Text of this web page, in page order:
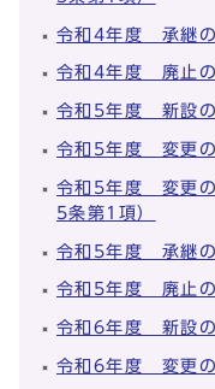
令和4年度 承継の
令和4年度 廃止の
令和5年度 新設の
令和5年度 変更の
令和5年度 変更の
5条第1項）
令和5年度 承継の
令和5年度 廃止の
令和6年度 新設の
令和6年度 変更の